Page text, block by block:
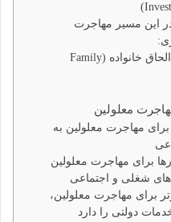
این مسیر مهاجرت
4. مهاجرت معلولین از طریق الحاق خانواده (Family
معلولین
برای مهاجرت معلولین به
برای مهاجرت معلولین
شغلی و اجتماعی
برای مهاجرت معلولین،
دولتی را دارد